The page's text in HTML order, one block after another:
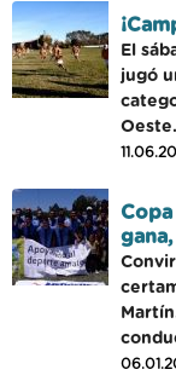
El
jugó
Oeste.